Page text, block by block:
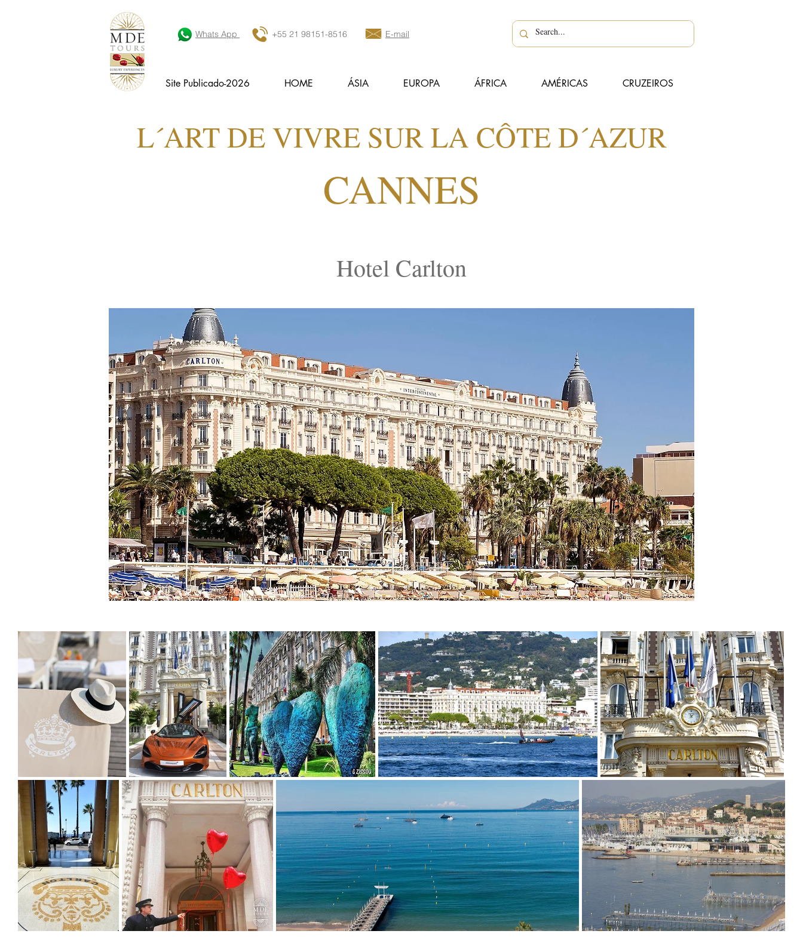
+55 21 98151-8516
Whats App E-mail
Site Publicado-2026 HOME ÁSIA EUROPA ÁFRICA AMÉRICAS CRUZEIROS
L´ART DE VIVRE SUR LA CÔTE D´AZUR
CANNES
Hotel Carlton